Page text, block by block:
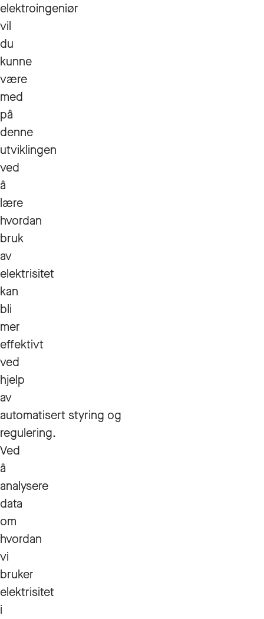
elektroingeniør
vil
du
kunne
være
med
på
denne
utviklingen
ved
å
lære
hvordan
bruk
av
elektrisitet
kan
bli
mer
effektivt
ved
hjelp
av
automatisert styring og
regulering.
Ved
å
analysere
data
om
hvordan
vi
bruker
elektrisitet
i